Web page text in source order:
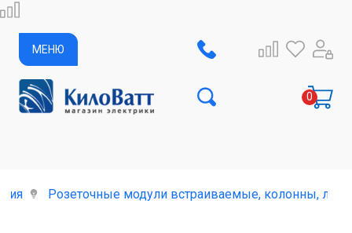
МЕНЮ
Розеточные модули встраиваемые, колонны,